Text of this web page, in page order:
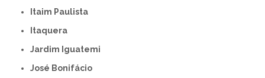
Itaim Paulista
Itaquera
Jardim Iguatemi
José Bonifácio